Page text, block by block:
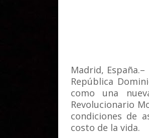
Madrid,
República
como una
Revolucionario
condiciones de
costo de la vida.